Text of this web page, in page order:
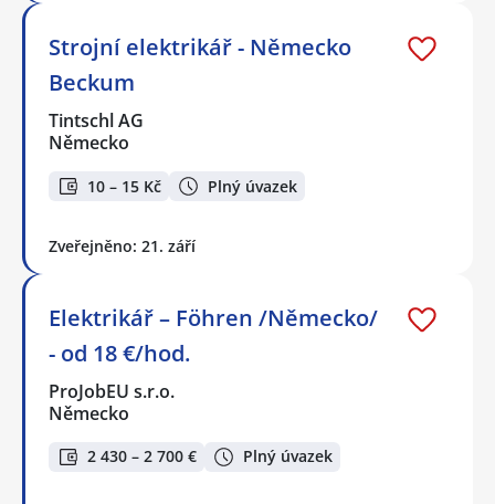
Strojní elektrikář - Německo
Beckum
Tintschl AG
Německo
10 – 15 Kč Plný úvazek
Zveřejněno: 21. září
Elektrikář – Föhren /Německo/
- od 18 €/hod.
ProJobEU s.r.o.
Německo
2 430 – 2 700 € Plný úvazek